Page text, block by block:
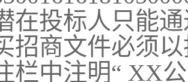
在投标人只能
招商文件必须
栏中注明“ XX